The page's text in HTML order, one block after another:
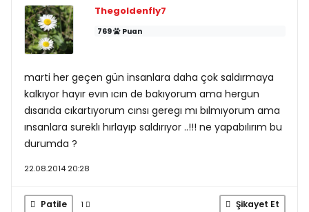
Thegoldenfly7
769 Puan
marti her geçen gün insanlara daha çok saldırmaya
kalkıyor hayır evın ıcın de bakıyorum ama hergun
dısarıda cıkartıyorum cınsı geregı mı bılmıyorum ama
ınsanlara sureklı hırlayıp saldırıyor ..!!! ne yapabılırım bu
durumda ?
22.08.2014 20:28
Patile 1 Şikayet Et